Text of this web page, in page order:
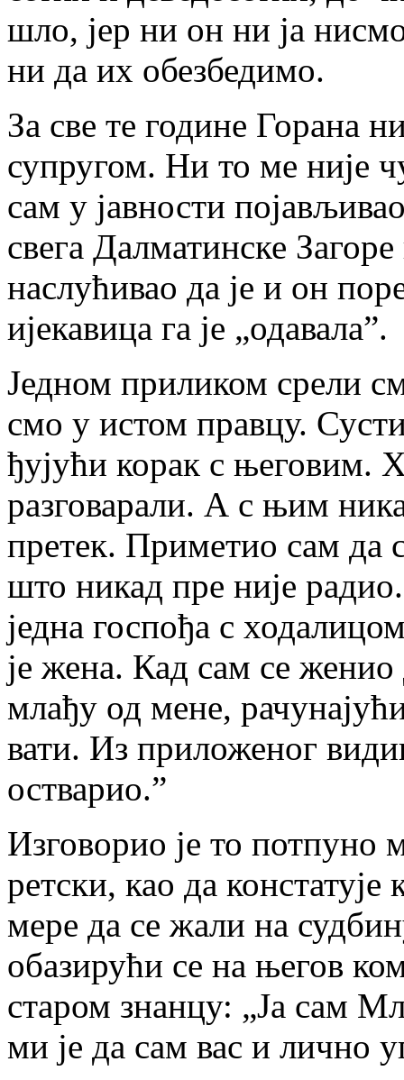
шло, јер ни он ни ја
ни да их обез­бе­ди­мо.
За све те го­ди­не Го­ра­на
су­пру­гом. Ни то ме ни­је
сам у јав­но­сти
све­га Дал­ма­тин­ске
на­слу­ћи­вао да је и он
ије­ка­ви­ца га је „ода­ва­ла”.
Јед­ном при­ли­ком сре­ли
смо у истом прав­цу.
ђу­ју­ћи ко­рак с ње­го­вим.
раз­го­ва­ра­ли. А с њим
пре­тек. При­ме­тио сам да
што ни­кад пре ни­је
јед­на го­спо­ђа с
је же­на. Кад сам се
мла­ђу од ме­не,
ва­ти. Из при­ло­же­ног
оства­рио.”
Из­го­во­рио је то
рет­ски, као да
ме­ре да се жа­ли на
оба­зи­ру­ћи се на ње­гов
ста­ром знан­цу: „Ја сам
ми је да сам вас и лич­но